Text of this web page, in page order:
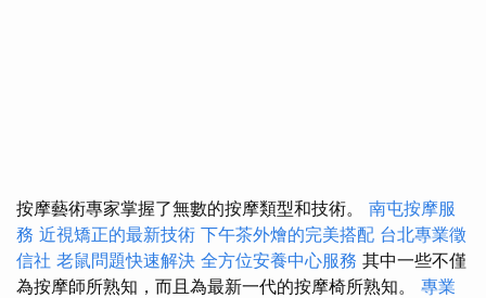
按摩藝術專家掌握了無數的按摩類型和技術。 南屯按摩服
務 近視矯正的最新技術 下午茶外燴的完美搭配 台北專業徵
信社 老鼠問題快速解決 全方位安養中心服務 其中一些不僅
為按摩師所熟知，而且為最新一代的按摩椅所熟知。 專業